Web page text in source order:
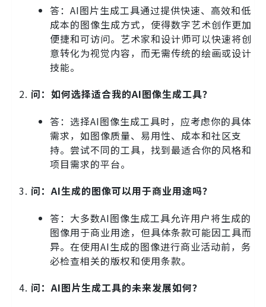
答：AI图片生成工具通过提供快速、高效和低
成本的图像生成方式，使得数字艺术创作更加
便捷和可访问。艺术家和设计师可以快速将创
意转化为视觉内容，而无需传统的绘画或设计
技能。
问：如何选择适合我的AI图像生成工具？
答：选择AI图像生成工具时，应考虑你的具体
需求，如图像质量、易用性、成本和社区支
持。尝试不同的工具，找到最适合你的风格和
项目需求的平台。
问：AI生成的图像可以用于商业用途吗？
答：大多数AI图像生成工具允许用户将生成的
图像用于商业用途，但具体条款可能因工具而
异。在使用AI生成的图像进行商业活动前，务
必检查相关的版权和使用条款。
问：AI图片生成工具的未来发展如何？